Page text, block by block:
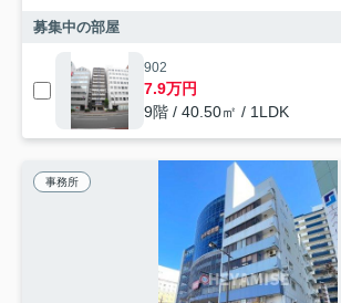
募集中の部屋
902
7.9万円
9階 / 40.50㎡ / 1LDK
事務所